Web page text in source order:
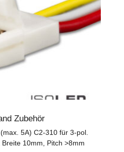
Zubehör
5A) C2-310 für 3-pol.
10mm, Pitch >8mm